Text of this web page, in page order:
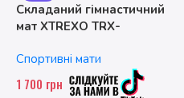
Складаний гімнастичний
мат XTREXO TRX-
Спортивні мати
1 700 грн